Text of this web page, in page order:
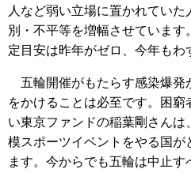
人など弱い立場に置かれてい
別・不平等を増幅させていま
定目安は昨年がゼロ、今年もわ
五輪開催がもたらす感染爆発
をかけることは必至です。困窮
い東京ファンドの稲葉剛さんは
模スポーツイベントをやる国が
ます。今からでも五輪は中止す